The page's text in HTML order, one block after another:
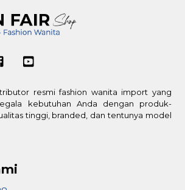
resmi fashion wanita import yang
kebutuhan Anda dengan produk-
tinggi, branded, dan tentunya model